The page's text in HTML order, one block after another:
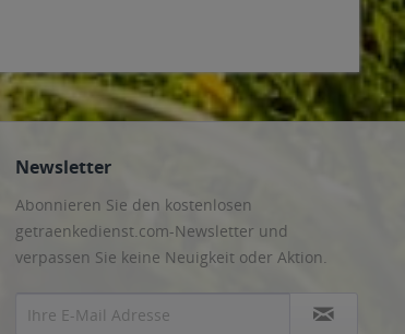
Newsletter
Abonnieren Sie den kostenlosen
getraenkedienst.com-Newsletter und
verpassen Sie keine Neuigkeit oder Aktion.